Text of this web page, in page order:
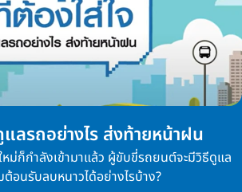
ลรถอย่างไร ส่งท้ายหน้าฝน
ม่ก็กำลังเข้ามาแล้ว ผู้ขับขี่รถยนต์จะมีวิธีดูแล
อนรับลบหนาวได้อย่างไรบ้าง?